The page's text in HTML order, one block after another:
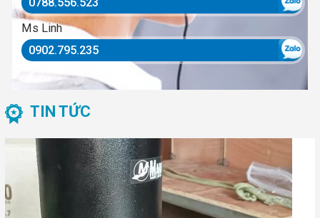
Ms Linh
0902.795.235
TIN TỨC